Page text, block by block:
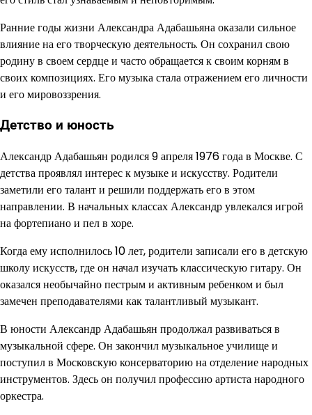
Ранние годы жизни Александра Адабашьяна оказали сильное
влияние на его творческую деятельность. Он сохранил свою
родину в своем сердце и часто обращается к своим корням в
своих композициях. Его музыка стала отражением его личности
и его мировоззрения.
Детство и юность
Александр Адабашьян родился 9 апреля 1976 года в Москве. С
детства проявлял интерес к музыке и искусству. Родители
заметили его талант и решили поддержать его в этом
направлении. В начальных классах Александр увлекался игрой
на фортепиано и пел в хоре.
Когда ему исполнилось 10 лет, родители записали его в детскую
школу искусств, где он начал изучать классическую гитару. Он
оказался необычайно пестрым и активным ребенком и был
замечен преподавателями как талантливый музыкант.
В юности Александр Адабашьян продолжал развиваться в
музыкальной сфере. Он закончил музыкальное училище и
поступил в Московскую консерваторию на отделение народных
инструментов. Здесь он получил профессию артиста народного
оркестра.